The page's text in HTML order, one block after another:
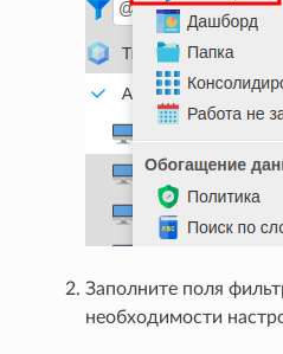
Заполните поля
необходимости